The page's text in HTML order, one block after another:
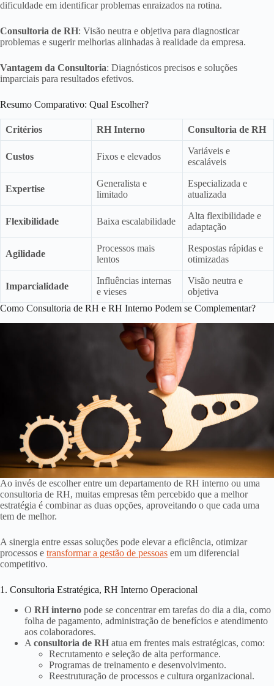
dificuldade em identificar problemas enraizados na rotina.
Consultoria de RH: Visão neutra e objetiva para diagnosticar
problemas e sugerir melhorias alinhadas à realidade da empresa.
Vantagem da Consultoria: Diagnósticos precisos e soluções
imparciais para resultados efetivos.
Resumo Comparativo: Qual Escolher?
Critérios RH Interno Consultoria de RH
Custos Fixos e elevados
Variáveis e
escaláveis
Expertise
Generalista e
limitado
Especializada e
atualizada
Flexibilidade Baixa escalabilidade
Alta flexibilidade e
adaptação
Agilidade
Processos mais
lentos
Respostas rápidas e
otimizadas
Imparcialidade
Influências internas
e vieses
Visão neutra e
objetiva
Como Consultoria de RH e RH Interno Podem se Complementar?
Ao invés de escolher entre um departamento de RH interno ou uma
consultoria de RH, muitas empresas têm percebido que a melhor
estratégia é combinar as duas opções, aproveitando o que cada uma
tem de melhor.
A sinergia entre essas soluções pode elevar a eficiência, otimizar
processos e transformar a gestão de pessoas em um diferencial
competitivo.
1. Consultoria Estratégica, RH Interno Operacional
O RH interno pode se concentrar em tarefas do dia a dia, como
folha de pagamento, administração de benefícios e atendimento
aos colaboradores.
A consultoria de RH atua em frentes mais estratégicas, como:
Recrutamento e seleção de alta performance.
Programas de treinamento e desenvolvimento.
Reestruturação de processos e cultura organizacional.